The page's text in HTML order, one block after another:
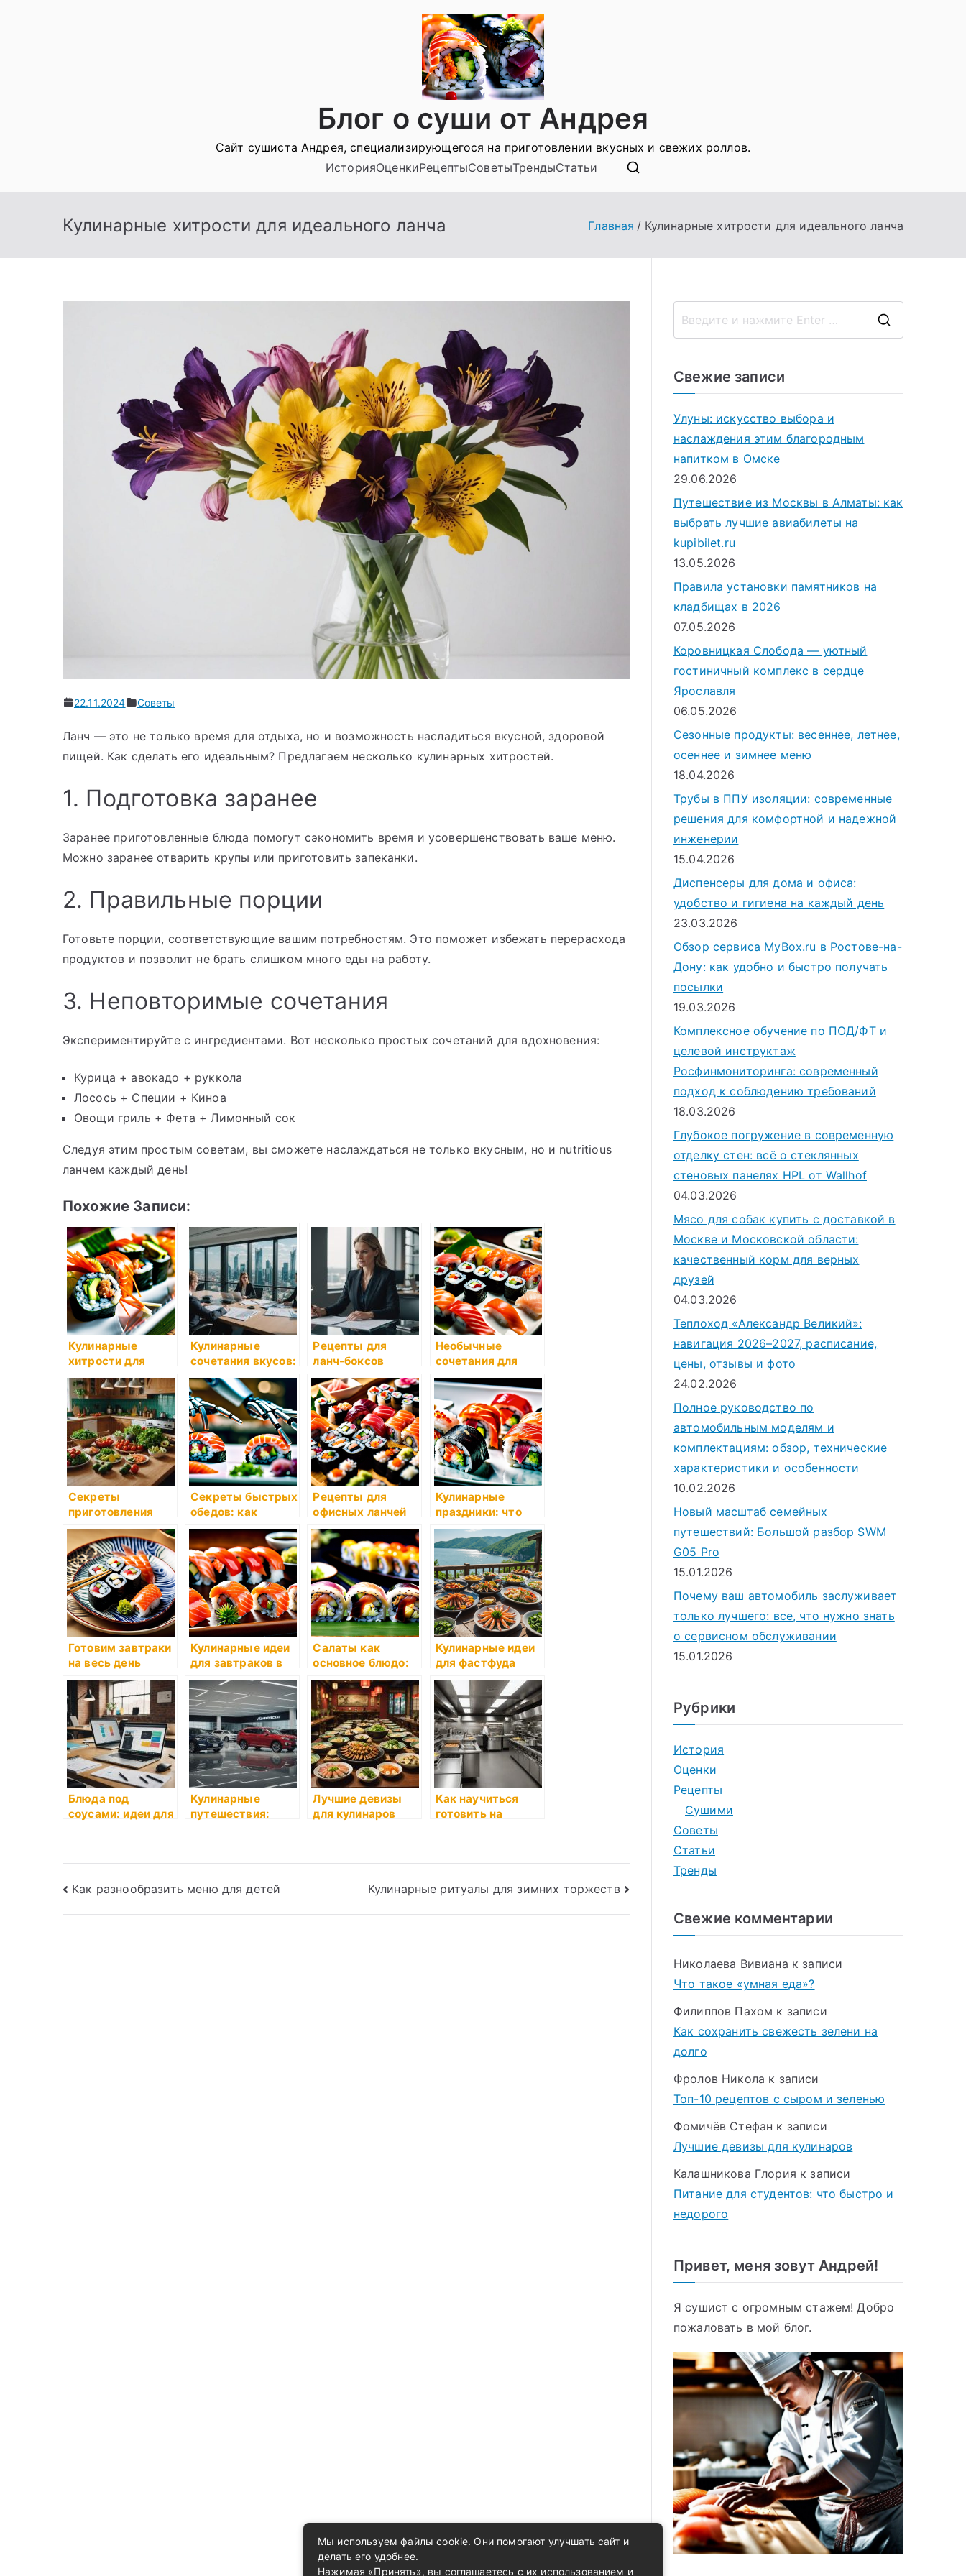
Блог о суши от Андрея
Сайт сушиста Андрея, специализирующегося на приготовлении вкусных и свежих роллов.
ИсторияОценкиРецептыСоветыТрендыСтатьи
Кулинарные хитрости для идеального ланча Главная Кулинарные хитрости для идеального ланча
22.11.2024 Советы
Ланч — это не только время для отдыха, но и возможность насладиться вкусной, здоровой
пищей. Как сделать его идеальным? Предлагаем несколько кулинарных хитростей.
1. Подготовка заранее
Заранее приготовленные блюда помогут сэкономить время и усовершенствовать ваше меню.
Можно заранее отварить крупы или приготовить запеканки.
2. Правильные порции
Готовьте порции, соответствующие вашим потребностям. Это поможет избежать перерасхода
продуктов и позволит не брать слишком много еды на работу.
3. Неповторимые сочетания
Экспериментируйте с ингредиентами. Вот несколько простых сочетаний для вдохновения:
Курица + авокадо + руккола
Лосось + Специи + Киноа
Овощи гриль + Фета + Лимонный сок
Следуя этим простым советам, вы сможете наслаждаться не только вкусным, но и nutritious
ланчем каждый день!
Похожие Записи:
Кулинарные
хитрости для
праздников
Кулинарные
сочетания вкусов:
советы и примеры
Рецепты для
ланч-боксов
Необычные
сочетания для
салатов
Секреты
приготовления
идеального
бульона
Секреты быстрых
обедов: как
организоваться
Рецепты для
офисных ланчей
Кулинарные
праздники: что
приготовить к
идеальному ужину
Готовим завтраки
на весь день
Кулинарные идеи
для завтраков в
пост
Салаты как
основное блюдо:
разнообразие и
вкус
Кулинарные идеи
для фастфуда
Блюда под
соусами: идеи для
Кулинарные
путешествия:
Лучшие девизы
для кулинаров
Как научиться
готовить на
Навигация
по
Как разнообразить меню для детей Кулинарные ритуалы для зимних торжеств
Свежие записи
Улуны: искусство выбора и
наслаждения этим благородным
напитком в Омске
29.06.2026
Путешествие из Москвы в Алматы: как
выбрать лучшие авиабилеты на
kupibilet.ru
13.05.2026
Правила установки памятников на
кладбищах в 2026
07.05.2026
Коровницкая Слобода — уютный
гостиничный комплекс в сердце
Ярославля
06.05.2026
Сезонные продукты: весеннее, летнее,
осеннее и зимнее меню
18.04.2026
Трубы в ППУ изоляции: современные
решения для комфортной и надежной
инженерии
15.04.2026
Диспенсеры для дома и офиса:
удобство и гигиена на каждый день
23.03.2026
Обзор сервиса MyBox.ru в Ростове-на-
Дону: как удобно и быстро получать
посылки
19.03.2026
Комплексное обучение по ПОД/ФТ и
целевой инструктаж
Росфинмониторинга: современный
подход к соблюдению требований
18.03.2026
Глубокое погружение в современную
отделку стен: всё о стеклянных
стеновых панелях HPL от Wallhof
04.03.2026
Мясо для собак купить с доставкой в
Москве и Московской области:
качественный корм для верных
друзей
04.03.2026
Теплоход «Александр Великий»:
навигация 2026–2027, расписание,
цены, отзывы и фото
24.02.2026
Полное руководство по
автомобильным моделям и
комплектациям: обзор, технические
характеристики и особенности
10.02.2026
Новый масштаб семейных
путешествий: Большой разбор SWM
G05 Pro
15.01.2026
Почему ваш автомобиль заслуживает
только лучшего: все, что нужно знать
о сервисном обслуживании
15.01.2026
Рубрики
История
Оценки
Рецепты
Сушими
Советы
Статьи
Тренды
Свежие комментарии
Николаева Вивиана к записи
Что такое «умная еда»?
Филиппов Пахом к записи
Как сохранить свежесть зелени на
долго
Фролов Никола к записи
Топ-10 рецептов с сыром и зеленью
Фомичёв Стефан к записи
Лучшие девизы для кулинаров
Калашникова Глория к записи
Питание для студентов: что быстро и
недорого
Привет, меня зовут Андрей!
Я сушист с огромным стажем! Добро
пожаловать в мой блог.
Мы используем файлы cookie. Они помогают улучшать сайт и
делать его удобнее.
Нажимая «Принять», вы соглашаетесь с их использованием и